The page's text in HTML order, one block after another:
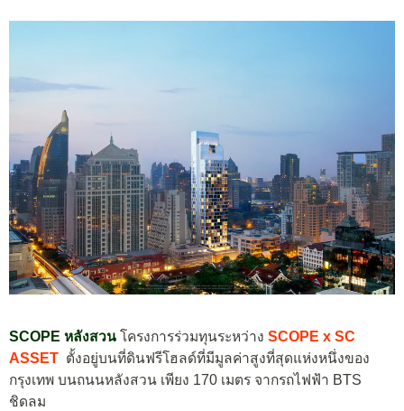
SCOPE หลังสวน โครงการร่วมทุนระหว่าง SCOPE x SC
ASSET ตั้งอยู่บนที่ดินฟรีโฮลด์ที่มีมูลค่าสูงที่สุดแห่งหนึ่งของ
กรุงเทพ บนถนนหลังสวน เพียง 170 เมตร จากรถไฟฟ้า BTS
ชิดลม